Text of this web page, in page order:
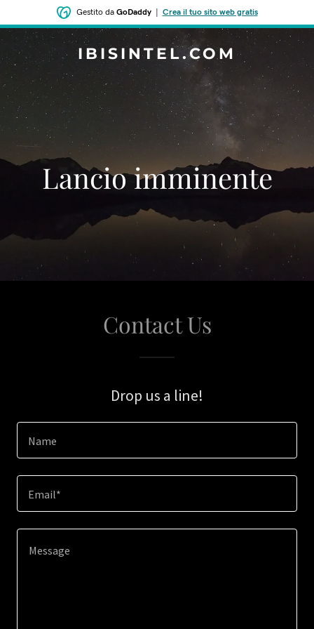
Gestito da GoDaddy| Crea il tuo sito web gratis
IBISINTEL.COM
‌Lancio imminente
Contact Us
Drop us a line!
Name
Email*